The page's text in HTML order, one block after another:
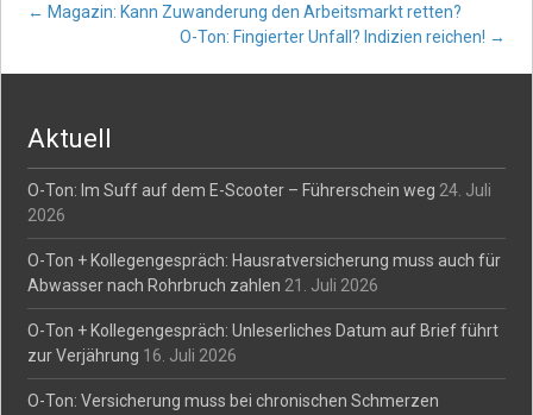
Post
← Magazin: Kann Zuwanderung den Arbeitsmarkt retten?
O-Ton: Fingierter Unfall? Indizien reichen! →
Aktuell
O-Ton: Im Suff auf dem E-Scooter – Führerschein weg 24. Juli
2026
O-Ton + Kollegengespräch: Hausratversicherung muss auch für
Abwasser nach Rohrbruch zahlen 21. Juli 2026
O-Ton + Kollegengespräch: Unleserliches Datum auf Brief führt
zur Verjährung 16. Juli 2026
O-Ton: Versicherung muss bei chronischen Schmerzen